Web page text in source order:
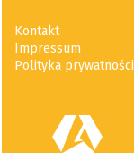
Kontakt
Impressum
Polityka prywatności